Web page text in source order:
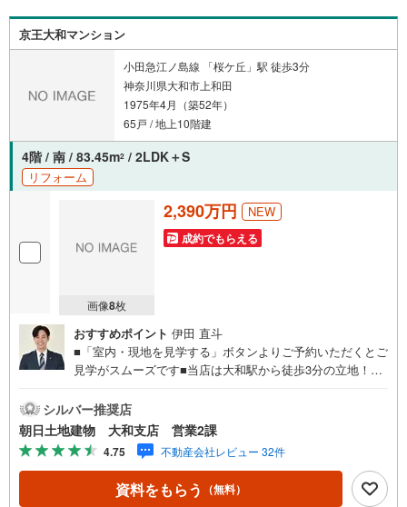
京王大和マンション
小田急江ノ島線 「桜ケ丘」駅 徒歩3分
神奈川県大和市上和田
1975年4月（築52年）
65戸 / 地上10階建
4階 / 南 / 83.45m2 / 2LDK＋S
リフォーム
画像8枚
2,390万円 NEW
成約でもらえる
おすすめポイント 伊田 直斗
■「室内・現地を見学する」ボタンよりご予約いただくとご
見学がスムーズです■当店は大和駅から徒歩3分の立地！青
ったキッズコーナーやおむつ替えができる授乳室も完備お
子様連れでも安心です。提携駐車場もございます■ご来場の
際は、事前にご予約をお願いします■「室内・現地を見学す
る」ボタンよりご予約頂くとスムーズ！■現地ご案内■お客
様の貴重なお時間の中でご希望の情報をご案内します。お
およその所要時間や内容は下記をご参考ください〇ご希望
シルバー推奨店
朝日土地建物 大和支店 営業2課
4.75 不動産会社レビュー 32件
資料をもらう （無料）